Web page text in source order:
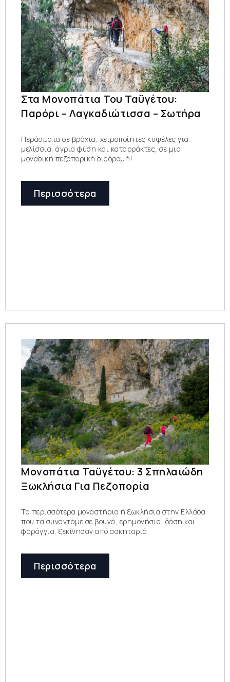
Στα Μονοπάτια Του Ταϋγέτου:
Παρόρι – Λαγκαδιώτισσα – Σωτήρα
Περάσματα σε βράχια, χειροποίητες κυψέλες για
μελίσσια, άγρια φύση και καταρράκτες, σε μια
μοναδική πεζοπορική διαδρομή!
Περισσότερα
Μονοπάτια Ταϋγέτου: 3 Σπηλαιώδη
Ξωκλήσια Για Πεζοπορία
Τα περισσότερα μοναστήρια ή ξωκλήσια στην Ελλάδα
που τα συναντάμε σε βουνά, ερημονήσια, δάση και
φαράγγια, ξεκίνησαν από ασκηταριά.
Περισσότερα